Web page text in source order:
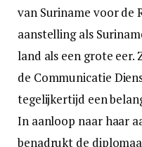
van Suriname voor de
aanstelling als
land als een grote
de Communicatie
tegelijkertijd een
In aanloop naar haar
benadrukt de